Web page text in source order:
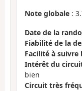
Note globale :
Date de la
Fiabilité de la
Facilité à
Intérêt du
bien
Circuit très